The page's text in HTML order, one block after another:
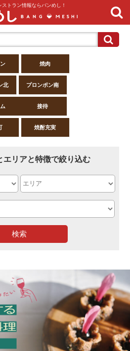
ストラン情報ならバンめし！
焼肉
北 プロンポン南
接待
焼酎充実
エリアと特徴で絞り込む
検索